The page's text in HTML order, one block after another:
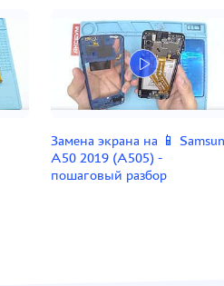
Замена экрана на 📱
A50 2019 (A505) -
пошаговый разбор